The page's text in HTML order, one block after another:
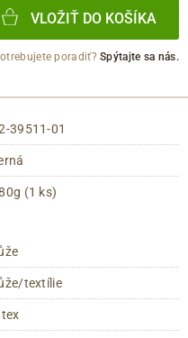
VLOŽIŤ DO KOŠÍKA
poradiť?Spýtajte sa nás.
39511-01
(1 ks)
textílie